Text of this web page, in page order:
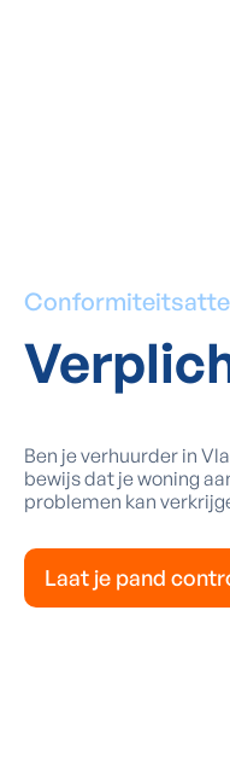
Ben je verhuurder in
bewijs dat je woning
problemen kan
Laat je pand